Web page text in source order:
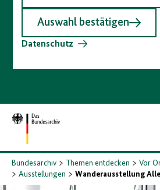
Auswahl bestätigen
Datenschutz
Zur
Startseite
Bundesarchiv Themen entdecken
Vor
Ausstellungen
Wanderausstellung